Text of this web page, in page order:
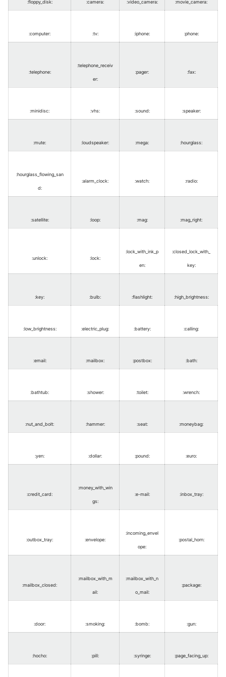
:floppy_disk: :camera: :video_camera: :movie_camera:
:computer: :tv: :iphone: :phone:
:telephone:
:telephone_receiv
er:
:pager: :fax:
:minidisc: :vhs: :sound: :speaker:
:mute: :loudspeaker: :mega: :hourglass:
:hourglass_flowing_san
d:
:alarm_clock: :watch: :radio:
:satellite: :loop: :mag: :mag_right:
:unlock: :lock:
:lock_with_ink_p
en:
:closed_lock_with_
key:
:key: :bulb: :flashlight: :high_brightness:
:low_brightness: :electric_plug: :battery: :calling:
:email: :mailbox: :postbox: :bath:
:bathtub: :shower: :toilet: :wrench:
:nut_and_bolt: :hammer: :seat: :moneybag:
:yen: :dollar: :pound: :euro:
:credit_card:
:money_with_win
gs:
:e-mail: :inbox_tray:
:outbox_tray: :envelope:
:incoming_envel
ope:
:postal_horn:
:mailbox_closed:
:mailbox_with_m
ail:
:mailbox_with_n
o_mail:
:package:
:door: :smoking: :bomb: :gun:
:hocho: :pill: :syringe: :page_facing_up: